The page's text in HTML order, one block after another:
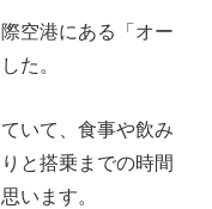
空港にある「オー
た。
いて、食事や飲み
と搭乗までの時間
います。